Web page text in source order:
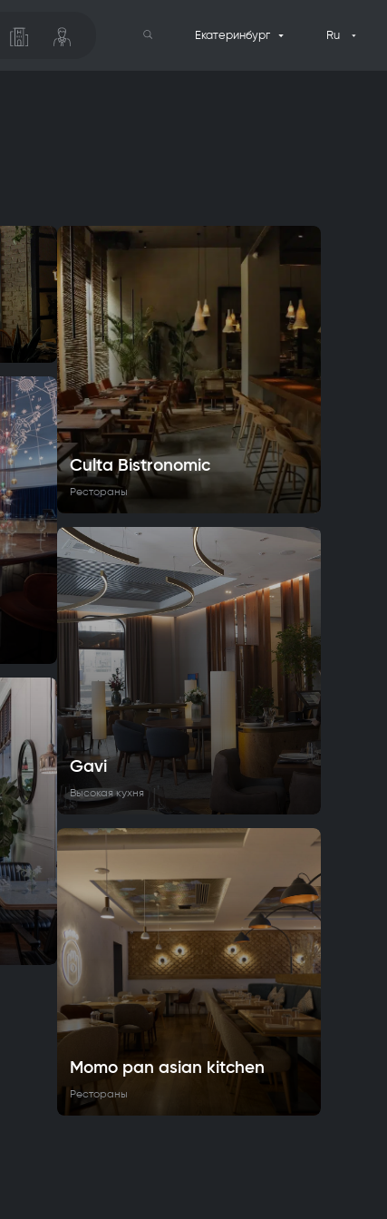
Екатеринбург Ru
Culta Bistronomic
Рестораны
Gavi
Высокая кухня
Momo pan asian kitchen
Рестораны